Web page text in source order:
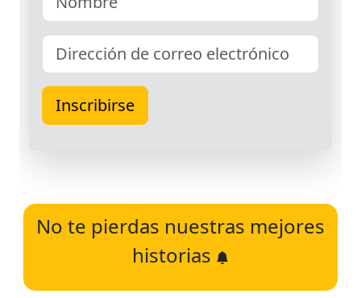
No te pierdas nuestras mejores
historias